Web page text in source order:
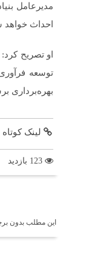
احداث خواهد شد و پیش‌بینی
او تصریح
بهره‌برداری
لینک کوتاه
این مطلب بدون